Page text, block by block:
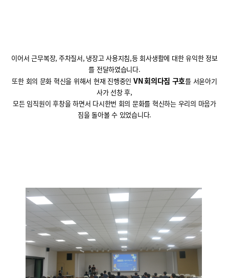
이어서 근무복장, 주차질서, 냉장고 사용지침,등 회사생활에 대한 유익한 정보
를 전달하였습니다.
또한 회의 문화 혁신을 위해서 현재 진행중인 VN회의다짐 구호를 서윤아기
사가 선창 후,
모든 임직원이 후창을 하면서 다시한번 회의 문화를 혁신하는 우리의 마음가
짐을 돌아볼 수 있었습니다.